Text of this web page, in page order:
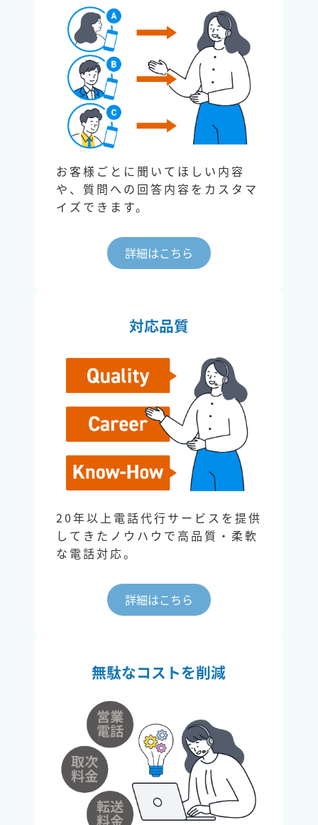
お客様ごとに聞いてほしい内容
や、質問への回答内容をカスタマ
イズできます。
詳細はこちら
対応品質
20年以上電話代行サービスを提供
してきたノウハウで高品質・柔軟
な電話対応。
詳細はこちら
無駄なコストを削減